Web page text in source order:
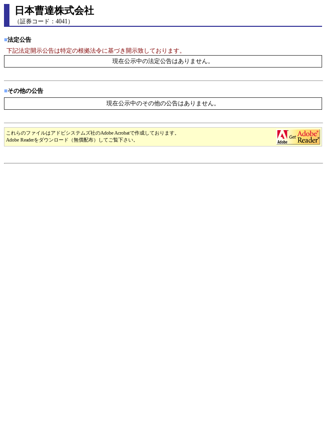
日本曹達株式会社
（証券コード：4041）
■法定公告
下記法定開示公告は特定の根拠法令に基づき開示致しております。
現在公示中の法定公告はありません。
■その他の公告
現在公示中のその他の公告はありません。
これらのファイルはアドビシステムズ社のAdobe Acrobatで作成しております。
Adobe Readerをダウンロード（無償配布）してご覧下さい。